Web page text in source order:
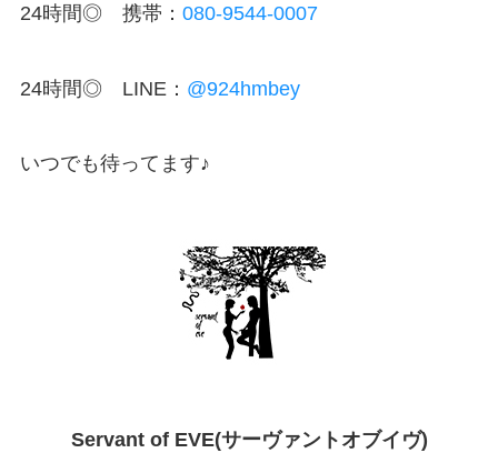
24時間◎ 携帯： 080-9544-0007
24時間◎ LINE： @924hmbey
いつでも待ってます♪
Servant of EVE(サーヴァントオブイヴ)